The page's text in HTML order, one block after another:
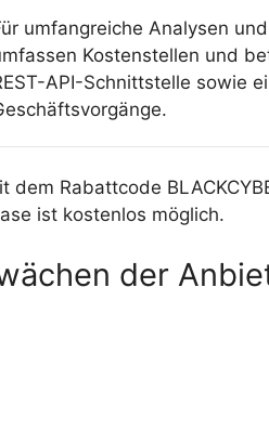
umfangreiche Analysen
Kostenstellen und
API-Schnittstelle sowie
dem Rabattcode
ist kostenlos möglich.
der